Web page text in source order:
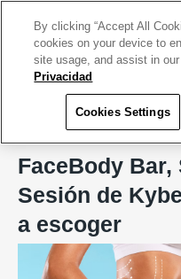
FaceBody Bar, San Juan
FaceBody Bar,
Sesión de
a escoger
By clicking “Accept All
cookies on your device to
site usage, and assist in
Privacidad
Cookies Settings